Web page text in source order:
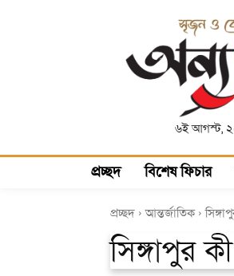
৬ই আগস্ট,
প্রচ্ছদ বিশেষ ফিচার
প্রচ্ছদ আন্তর্জাতিক
সিঙ্গাপুর